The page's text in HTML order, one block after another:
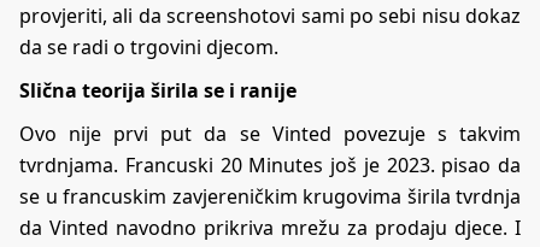
provjeriti, ali da screenshotovi sami po sebi nisu dokaz
da se radi o trgovini djecom.
Slična teorija širila se i ranije
Ovo nije prvi put da se Vinted povezuje s takvim
tvrdnjama. Francuski 20 Minutes još je 2023. pisao da
se u francuskim zavjereničkim krugovima širila tvrdnja
da Vinted navodno prikriva mrežu za prodaju djece. I